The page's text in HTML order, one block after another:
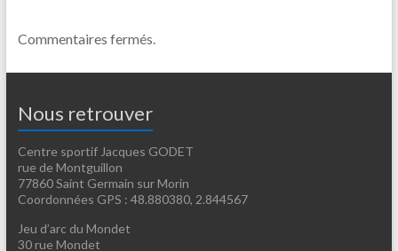
Commentaires fermés.
Nous retrouver
Centre sportif Jacques GODET
rue de Montguillon
77860 Saint Germain sur Morin
Coordonnées GPS : 48.880380, 2.844567
Jeu d’arc du Mondet
30 rue Mondet